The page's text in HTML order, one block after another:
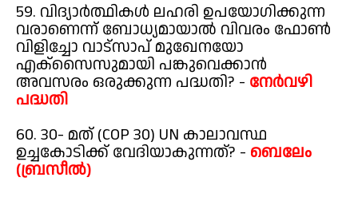
59. വിദ്യാർത്ഥികൾ ലഹരി ഉപയോഗിക്കുന്ന
വരാണെന്ന് ബോധ്യമായാൽ വിവരം ഫോൺ
വിളിച്ചോ വാട്സാപ് മുഖേനയോ
എക്സൈസുമായി പങ്കുവെക്കാൻ
അവസരം ഒരുക്കുന്ന പദ്ധതി? - നേർവഴി
പദ്ധതി
60. 30- മത് (COP 30) UN കാലാവസ്ഥ
ഉച്ചകോടിക്ക് വേദിയാകുന്നത്? - ബെലേം
(ബ്രസീൽ)